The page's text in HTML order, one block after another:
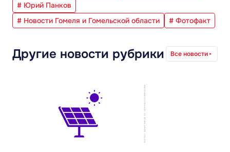
# Юрий Панков
# Новости Гомеля и Гомельской области
# Фотофакт
Другие новости рубрики Все новости